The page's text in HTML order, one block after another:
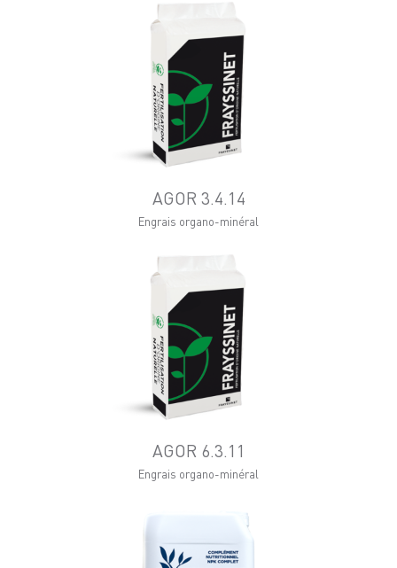
AGOR 3.4.14
Engrais organo-minéral
AGOR 6.3.11
Engrais organo-minéral